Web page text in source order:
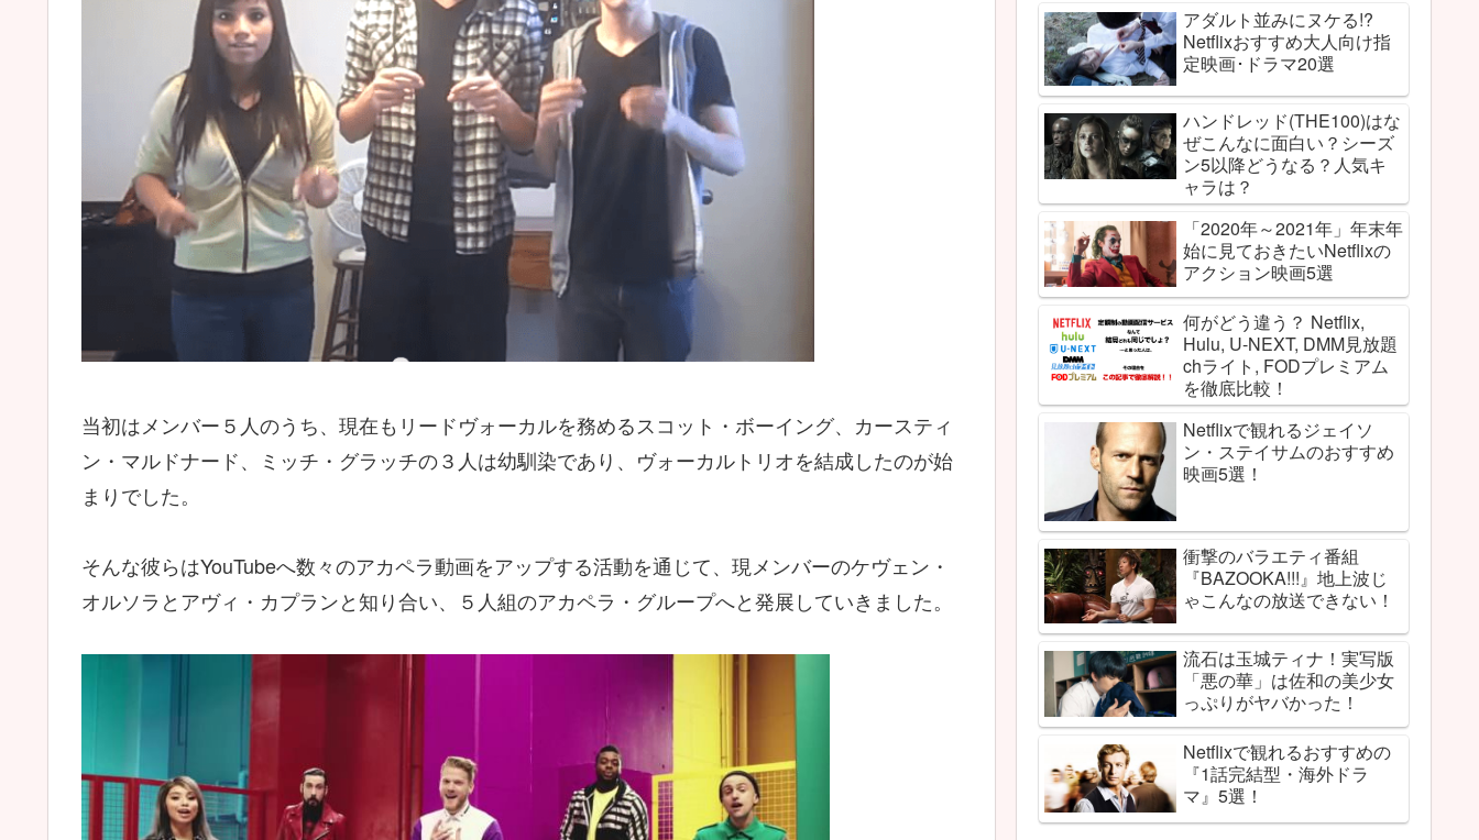
当初はメンバー５人のうち、現在もリードヴォーカルを務めるスコット・ボーイング、カースティ
ン・マルドナード、ミッチ・グラッチの３人は幼馴染であり、ヴォーカルトリオを結成したのが始
まりでした。
そんな彼らはYouTubeへ数々のアカペラ動画をアップする活動を通じて、現メンバーのケヴェン・
オルソラとアヴィ・カプランと知り合い、５人組のアカペラ・グループへと発展していきました。
アダルト並みにヌケる!?
Netflixおすすめ大人向け指
定映画･ドラマ20選
ハンドレッド(THE100)はな
ぜこんなに面白い？シーズ
ン5以降どうなる？人気キ
ャラは？
「2020年～2021年」年末年
始に見ておきたいNetflixの
アクション映画5選
何がどう違う？ Netflix,
Hulu, U-NEXT, DMM見放題
chライト, FODプレミアム
を徹底比較！
Netflixで観れるジェイソ
ン・ステイサムのおすすめ
映画5選！
衝撃のバラエティ番組
『BAZOOKA!!!』地上波じ
ゃこんなの放送できない！
流石は玉城ティナ！実写版
「悪の華」は佐和の美少女
っぷりがヤバかった！
Netflixで観れるおすすめの
『1話完結型・海外ドラ
マ』5選！